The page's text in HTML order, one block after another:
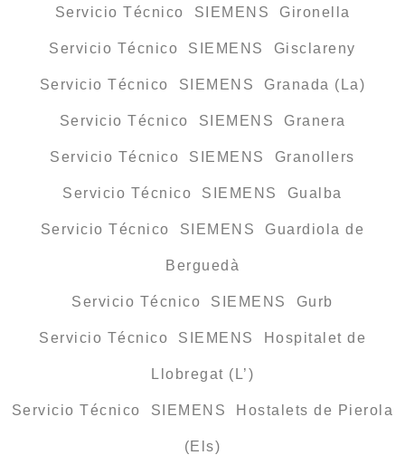
Servicio Técnico SIEMENS Gironella
Servicio Técnico SIEMENS Gisclareny
Servicio Técnico SIEMENS Granada (La)
Servicio Técnico SIEMENS Granera
Servicio Técnico SIEMENS Granollers
Servicio Técnico SIEMENS Gualba
Servicio Técnico SIEMENS Guardiola de
Berguedà
Servicio Técnico SIEMENS Gurb
Servicio Técnico SIEMENS Hospitalet de
Llobregat (L’)
Servicio Técnico SIEMENS Hostalets de Pierola
(Els)